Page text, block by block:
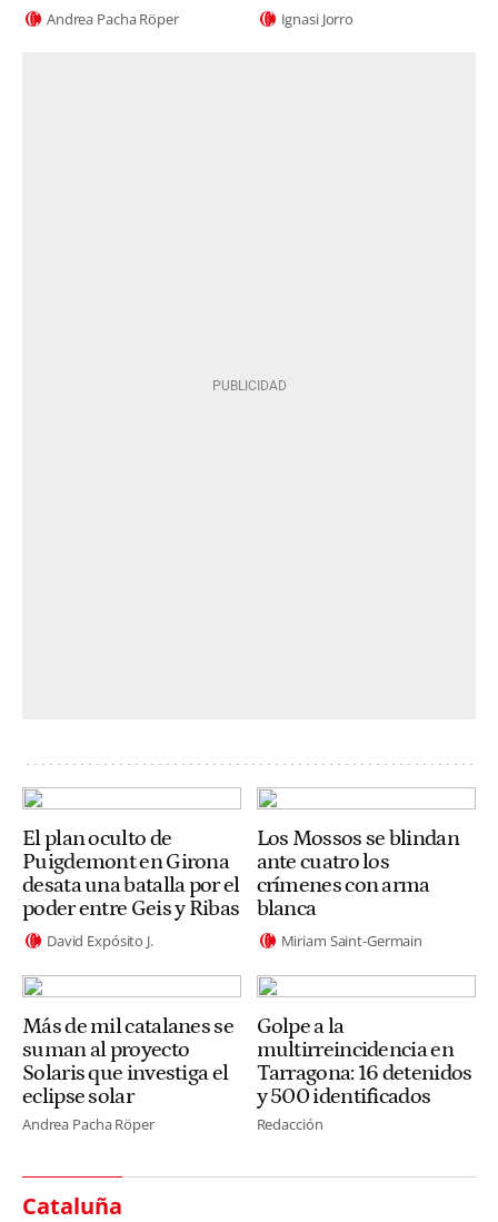
Andrea Pacha Röper Ignasi Jorro
El plan oculto de
Puigdemont en Girona
desata una batalla por el
poder entre Geis y Ribas
David Expósito J.
Los Mossos se blindan
ante cuatro los
crímenes con arma
blanca
Miriam Saint-Germain
Más de mil catalanes se
suman al proyecto
Solaris que investiga el
eclipse solar
Andrea Pacha Röper
Golpe a la
multirreincidencia en
Tarragona: 16 detenidos
y 500 identificados
Redacción
Cataluña